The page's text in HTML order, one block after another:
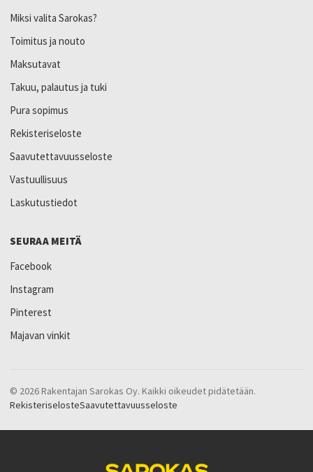
Miksi valita Sarokas?
Toimitus ja nouto
Maksutavat
Takuu, palautus ja tuki
Pura sopimus
Rekisteriseloste
Saavutettavuusseloste
Vastuullisuus
Laskutustiedot
SEURAA MEITÄ
Facebook
Instagram
Pinterest
Majavan vinkit
© 2026 Rakentajan Sarokas Oy. Kaikki oikeudet pidätetään.
RekisteriselosteSaavutettavuusseloste